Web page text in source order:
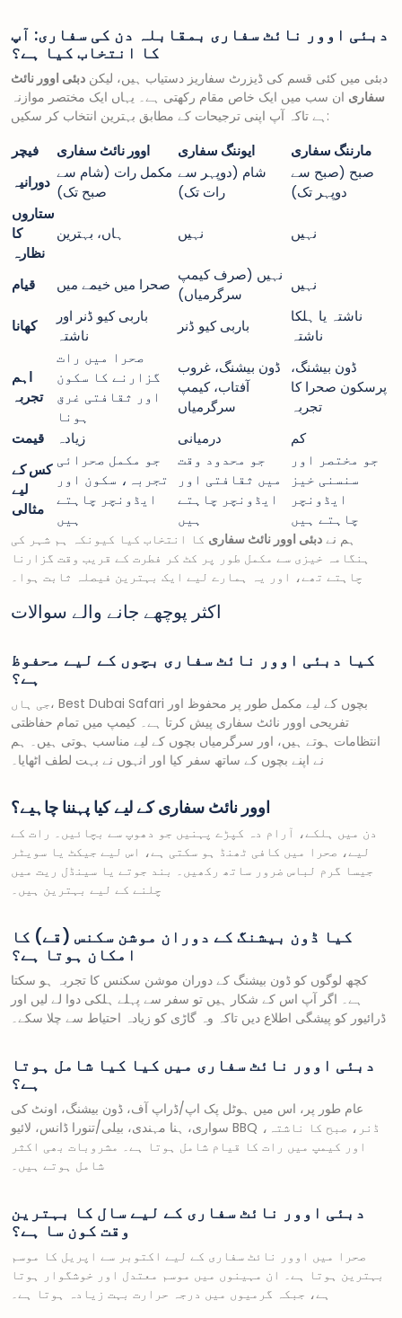
دبئی اوور نائٹ سفاری بمقابلہ دن کی سفاری: آپ
کا انتخاب کیا ہے؟
دبئی میں کئی قسم کی ڈیزرٹ سفاریز دستیاب ہیں، لیکن دبئی اوور نائٹ
سفاری ان سب میں ایک خاص مقام رکھتی ہے۔ یہاں ایک مختصر موازنہ
ہے تاکہ آپ اپنی ترجیحات کے مطابق بہترین انتخاب کر سکیں:
فیچر اوور نائٹ سفاری ایوننگ سفاری
مارننگ سفاری
دورانیہ
مکمل رات (شام سے
صبح تک)
شام (دوپہر سے
رات تک)
صبح (صبح سے
دوپہر تک)
ستاروں
کا
نظارہ
ہاں، بہترین نہیں نہیں
قیام صحرا میں خیمے میں
نہیں (صرف کیمپ
سرگرمیاں)
نہیں
کھانا
باربی کیو ڈنر اور
ناشتہ
باربی کیو ڈنر
ناشتہ یا ہلکا
ناشتہ
اہم
تجربہ
صحرا میں رات
گزارنے کا سکون
اور ثقافتی غرق
ہونا
ڈون بیشنگ، غروب
آفتاب، کیمپ
سرگرمیاں
ڈون بیشنگ،
پرسکون صحرا کا
تجربہ
قیمت
زیادہ درمیانی
کم
کس کے
لیے
مثالی
جو مکمل صحرائی
تجربہ، سکون اور
ایڈونچر چاہتے
ہیں
جو محدود وقت
میں ثقافتی اور
ایڈونچر چاہتے
ہیں
جو مختصر اور
سنسنی خیز
ایڈونچر
چاہتے ہیں
ہم نے دبئی اوور نائٹ سفاری کا انتخاب کیا کیونکہ ہم شہر کی
ہنگامہ خیزی سے مکمل طور پر کٹ کر فطرت کے قریب وقت گزارنا
چاہتے تھے، اور یہ ہمارے لیے ایک بہترین فیصلہ ثابت ہوا۔
اکثر پوچھے جانے والے سوالات
کیا دبئی اوور نائٹ سفاری بچوں کے لیے محفوظ
ہے؟
جی ہاں، Best Dubai Safari بچوں کے لیے مکمل طور پر محفوظ اور
تفریحی اوور نائٹ سفاری پیش کرتا ہے۔ کیمپ میں تمام حفاظتی
انتظامات ہوتے ہیں، اور سرگرمیاں بچوں کے لیے مناسب ہوتی ہیں۔ ہم
نے اپنے بچوں کے ساتھ سفر کیا اور انہوں نے بہت لطف اٹھایا۔
اوور نائٹ سفاری کے لیے کیا پہننا چاہیے؟
دن میں ہلکے، آرام دہ کپڑے پہنیں جو دھوپ سے بچائیں۔ رات کے
لیے، صحرا میں کافی ٹھنڈ ہو سکتی ہے، اس لیے جیکٹ یا سویٹر
جیسا گرم لباس ضرور ساتھ رکھیں۔ بند جوتے یا سینڈل ریت میں
چلنے کے لیے بہترین ہیں۔
کیا ڈون بیشنگ کے دوران موشن سکنس (قے) کا
امکان ہوتا ہے؟
کچھ لوگوں کو ڈون بیشنگ کے دوران موشن سکنس کا تجربہ ہو سکتا
ہے۔ اگر آپ اس کے شکار ہیں تو سفر سے پہلے ہلکی دوا لے لیں اور
ڈرائیور کو پیشگی اطلاع دیں تاکہ وہ گاڑی کو زیادہ احتیاط سے چلا سکے۔
دبئی اوور نائٹ سفاری میں کیا کیا شامل ہوتا
ہے؟
عام طور پر، اس میں ہوٹل پک اپ/ڈراپ آف، ڈون بیشنگ، اونٹ کی
سواری، ہنا مہندی، بیلی/تنورا ڈانس، لائیو BBQ ڈنر، صبح کا ناشتہ،
اور کیمپ میں رات کا قیام شامل ہوتا ہے۔ مشروبات بھی اکثر
شامل ہوتے ہیں۔
دبئی اوور نائٹ سفاری کے لیے سال کا بہترین
وقت کون سا ہے؟
صحرا میں اوور نائٹ سفاری کے لیے اکتوبر سے اپریل کا موسم
بہترین ہوتا ہے۔ ان مہینوں میں موسم معتدل اور خوشگوار ہوتا
ہے، جبکہ گرمیوں میں درجہ حرارت بہت زیادہ ہوتا ہے۔